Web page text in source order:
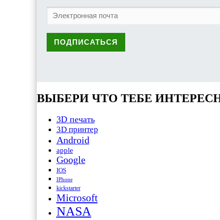
ВЫБЕРИ ЧТО ТЕБЕ
3D печать
3D принтер
Android
apple
Google
IOS
IPhone
kickstarter
Microsoft
NASA